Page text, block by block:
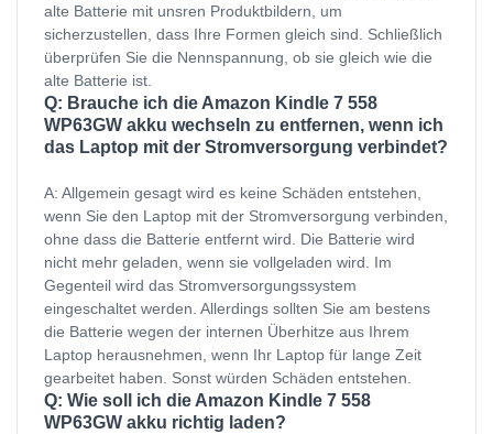
alte Batterie mit unsren Produktbildern, um
sicherzustellen, dass Ihre Formen gleich sind. Schließlich
überprüfen Sie die Nennspannung, ob sie gleich wie die
alte Batterie ist.
Q: Brauche ich die Amazon Kindle 7 558
WP63GW akku wechseln zu entfernen, wenn ich
das Laptop mit der Stromversorgung verbindet?
A: Allgemein gesagt wird es keine Schäden entstehen,
wenn Sie den Laptop mit der Stromversorgung verbinden,
ohne dass die Batterie entfernt wird. Die Batterie wird
nicht mehr geladen, wenn sie vollgeladen wird. Im
Gegenteil wird das Stromversorgungssystem
eingeschaltet werden. Allerdings sollten Sie am bestens
die Batterie wegen der internen Überhitze aus Ihrem
Laptop herausnehmen, wenn Ihr Laptop für lange Zeit
gearbeitet haben. Sonst würden Schäden entstehen.
Q: Wie soll ich die Amazon Kindle 7 558
WP63GW akku richtig laden?